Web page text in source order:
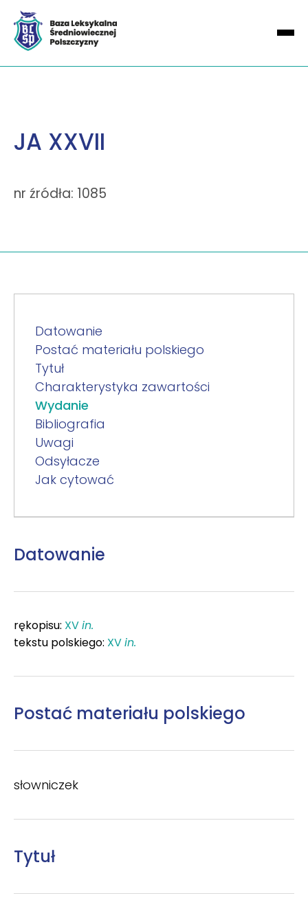
JA XXVII
nr źródła: 1085
Datowanie
Postać materiału polskiego
Tytuł
Charakterystyka zawartości
Wydanie
Bibliografia
Uwagi
Odsyłacze
Jak cytować
Datowanie
rękopisu: XVin.
tekstu polskiego: XVin.
Postać materiału polskiego
słowniczek
Tytuł